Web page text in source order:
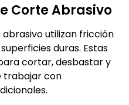
Corte Abrasivo
utilizan fricción
duras. Estas
cortar, desbastar y
trabajar con